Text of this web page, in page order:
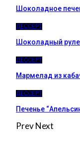
Шоколадное
ДЕССЕРТ
Шоколадный
ДЕССЕРТ
Мармелад из
ДЕССЕРТ
Печенье
PrevNext